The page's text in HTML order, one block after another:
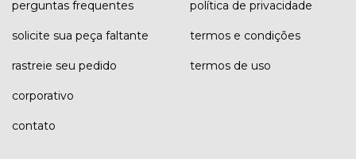
perguntas frequentes
solicite sua peça faltante
rastreie seu pedido
corporativo
contato
política de privacidade
termos e condições
termos de uso